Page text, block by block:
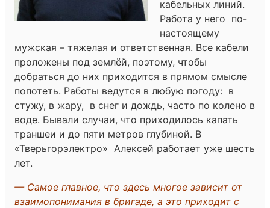
кабельных линий.
Работа у него по-
настоящему
мужская – тяжелая и ответственная. Все кабели
проложены под землёй, поэтому, чтобы
добраться до них приходится в прямом смысле
попотеть. Работы ведутся в любую погоду: в
стужу, в жару, в снег и дождь, часто по колено в
воде. Бывали случаи, что приходилось капать
траншеи и до пяти метров глубиной. В
«Тверьгорэлектро» Алексей работает уже шесть
лет.
— Самое главное, что здесь многое зависит от
взаимопонимания в бригаде, а это приходит с